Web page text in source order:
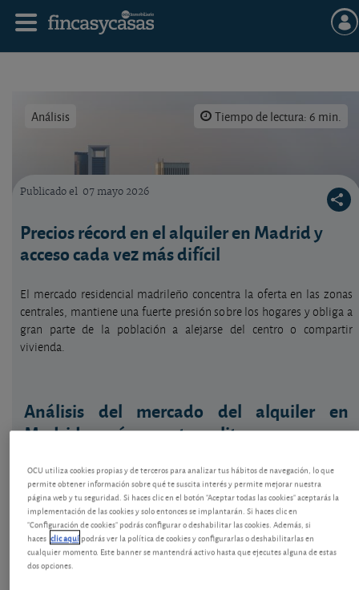
Análisis Tiempo de lectura: 6 min.
Publicado el 07 mayo 2026
Precios récord en el alquiler en Madrid y
acceso cada vez más difícil
El mercado residencial madrileño concentra la oferta en las zonas
centrales, mantiene una fuerte presión sobre los hogares y obliga a
gran parte de la población a alejarse del centro o compartir
vivienda.
Análisis del mercado del alquiler en
Madrid y su área metropolitana
2026permiten trazar una radiografía precisa
delmercado residencial en Madridy su entorno.
En total se contabilizan3.209 ofertas
activas:2.094de larga estancia y1.115temporales.
El alquiler temporal representa así el
34,7 %
OCU utiliza cookies propias y de terceros para analizar tus hábitos de navegación, lo que
permite obtener información sobre qué te suscita interés y permite mejorar nuestra
página web y tu seguridad. Si haces clic en el botón "Aceptar todas las cookies" aceptarás la
implementación de las cookies y solo entonces se implantarán. Si haces clic en
"Configuración de cookies" podrás configurar o deshabilitar las cookies. Además, si
haces clic aquípodrás ver la política de cookies y configurarlas o deshabilitarlas en
cualquier momento. Este banner se mantendrá activo hasta que ejecutes alguna de estas
dos opciones.